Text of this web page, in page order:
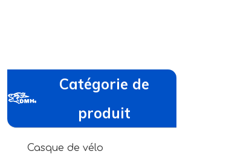
Catégorie de
produit
Casque de vélo